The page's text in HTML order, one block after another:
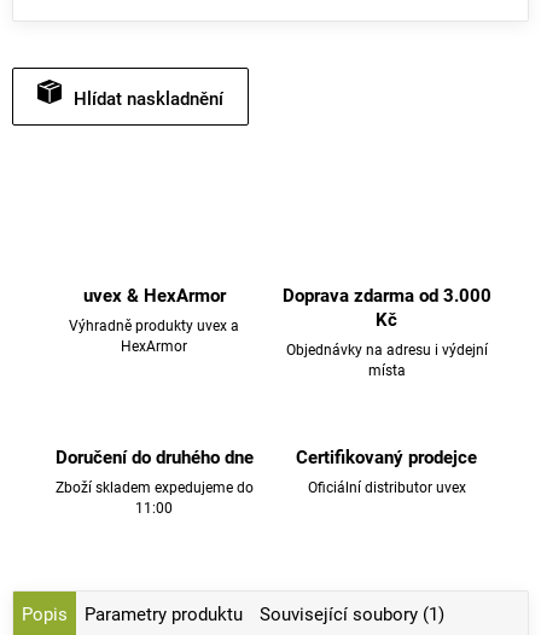
Hlídat
uvex & HexArmor
Výhradně produkty uvex a
HexArmor
Doprava zdarma od 3.000
Kč
Objednávky na adresu i výdejní
místa
Doručení do druhého dne
Zboží skladem expedujeme do
11:00
Certifikovaný prodejce
Oficiální distributor uvex
Popis Parametry produktu Související soubory (1)